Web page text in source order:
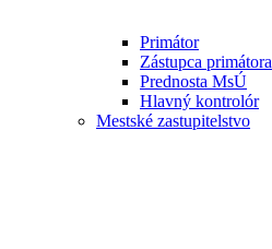
Primátor
Zástupca primátora
Prednosta MsÚ
Hlavný kontrolór
Mestské zastupitelstvo